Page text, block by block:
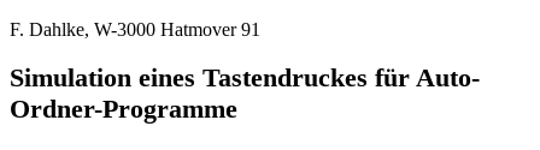
F. Dahlke, W-3000 Hatmover 91
Simulation eines Tastendruckes für Auto-
Ordner-Programme